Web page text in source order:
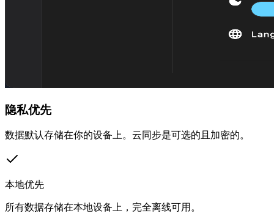
隐私优先
数据默认存储在你的设备上。云同步是可选的且加密的。
本地优先
所有数据存储在本地设备上，完全离线可用。